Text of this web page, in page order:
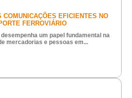
COMUNICAÇÕES EFICIENTES NO
FERROVIÁRIO
um papel fundamental na
mercadorias e pessoas em...